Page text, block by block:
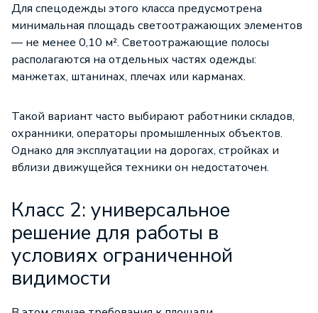
Для спецодежды этого класса предусмотрена
минимальная площадь светоотражающих элементов
— не менее 0,10 м². Светоотражающие полосы
располагаются на отдельных частях одежды:
манжетах, штанинах, плечах или карманах.
Такой вариант часто выбирают работники складов,
охранники, операторы промышленных объектов.
Однако для эксплуатации на дорогах, стройках и
вблизи движущейся техники он недостаточен.
Класс 2: универсальное
решение для работы в
условиях ограниченной
видимости